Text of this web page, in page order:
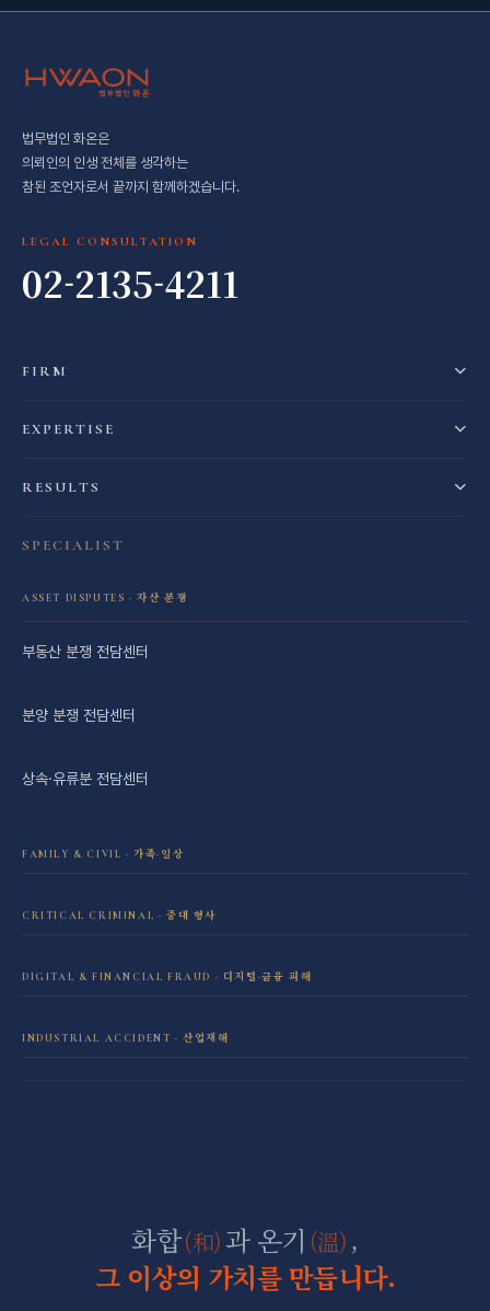
법무법인 화온은
의뢰인의 인생 전체를 생각하는
참된 조언자로서 끝까지 함께하겠습니다.
LEGAL CONSULTATION
02-2135-4211
FIRM
EXPERTISE
RESULTS
SPECIALIST
ASSET DISPUTES · 자산 분쟁
부동산 분쟁 전담센터
분양 분쟁 전담센터
상속·유류분 전담센터
FAMILY & CIVIL · 가족·일상
학교폭력 전담센터
CRITICAL CRIMINAL · 중대 형사
DIGITAL & FINANCIAL FRAUD · 디지털·금융 피해
INDUSTRIAL ACCIDENT · 산업재해
화합(和)과 온기 (溫) ,
그 이상의 가치를 만듭니다.